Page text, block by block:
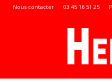
Nous contacter 03 45 16 51 25